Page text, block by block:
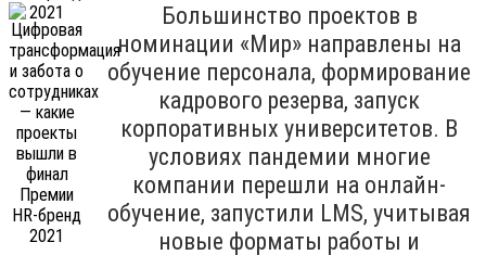
Большинство проектов в
номинации «Мир» направлены на
обучение персонала, формирование
кадрового резерва, запуск
корпоративных университетов. В
условиях пандемии многие
компании перешли на онлайн-
обучение, запустили LMS, учитывая
новые форматы работы и